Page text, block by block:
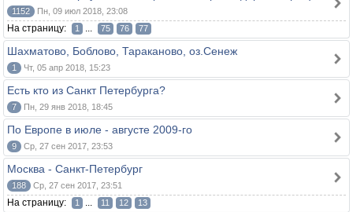
1152 Пн, 09 июл 2018, 23:08
На страницу: 1 ... 75 76 77
Шахматово, Боблово, Тараканово, оз.Сенеж
1 Чт, 05 апр 2018, 15:23
Есть кто из Санкт Петербурга?
7 Пн, 29 янв 2018, 18:45
По Европе в июле - августе 2009-го
9 Ср, 27 сен 2017, 23:53
Москва - Санкт-Петербург
188 Ср, 27 сен 2017, 23:51
На страницу: 1 ... 11 12 13